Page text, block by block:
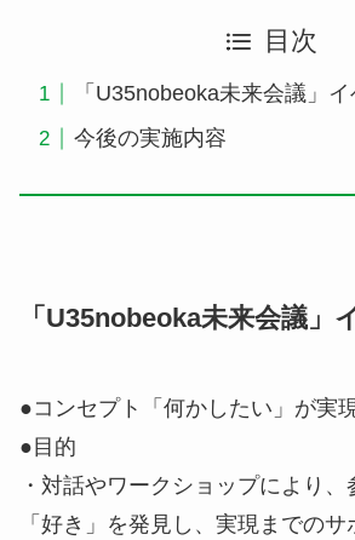
目次
「U35nobeoka未来会議」
今後の実施内容
「U35nobeoka未来会議」
●コンセプト「何かしたい」が実
●目的
・対話やワークショップにより
「好き」を発見し、実現までのサ